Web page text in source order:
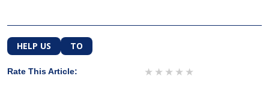
HELP US TO
Rate This Article: 4 stars
3 stars
2 stars
1 star